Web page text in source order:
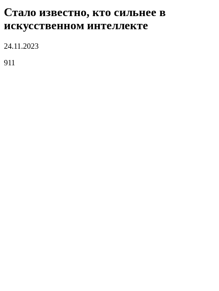
Стало известно, кто сильнее в
искусственном интеллекте
24.11.2023
911